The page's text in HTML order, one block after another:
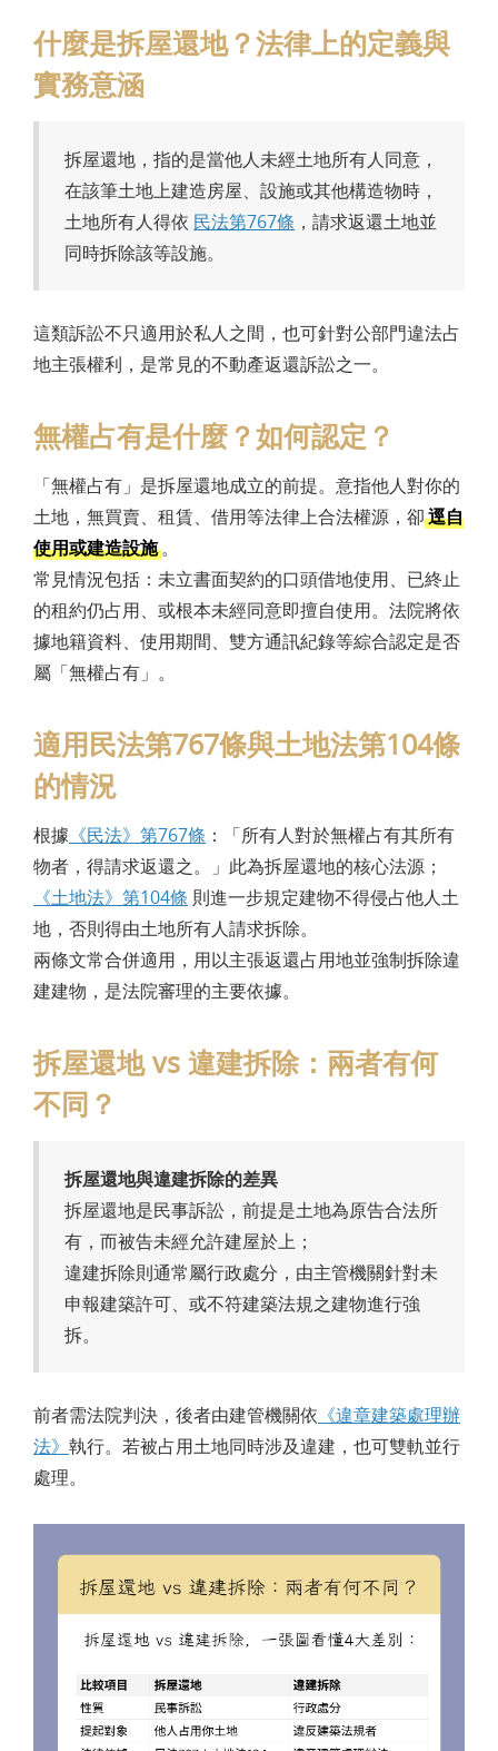
什麼是拆屋還地？法律上的定義與
實務意涵
拆屋還地，指的是當他人未經土地所有人同意，
在該筆土地上建造房屋、設施或其他構造物時，
土地所有人得依 民法第767條 ，請求返還土地並
同時拆除該等設施。
這類訴訟不只適用於私人之間，也可針對公部門違法占
地主張權利，是常見的不動產返還訴訟之一。
無權占有是什麼？如何認定？
「無權占有」是拆屋還地成立的前提。意指他人對你的
土地，無買賣、租賃、借用等法律上合法權源，卻逕自
使用或建造設施。
常見情況包括：未立書面契約的口頭借地使用、已終止
的租約仍占用、或根本未經同意即擅自使用。法院將依
據地籍資料、使用期間、雙方通訊紀錄等綜合認定是否
屬「無權占有」。
適用民法第767條與土地法第104條
的情況
根據 《民法》第767條 ：「所有人對於無權占有其所有
物者，得請求返還之。」此為拆屋還地的核心法源；
《土地法》第104條 則進一步規定建物不得侵占他人土
地，否則得由土地所有人請求拆除。
兩條文常合併適用，用以主張返還占用地並強制拆除違
建建物，是法院審理的主要依據。
拆屋還地 vs 違建拆除：兩者有何
不同？
拆屋還地與違建拆除的差異
拆屋還地是民事訴訟，前提是土地為原告合法所
有，而被告未經允許建屋於上；
違建拆除則通常屬行政處分，由主管機關針對未
申報建築許可、或不符建築法規之建物進行強
拆。
前者需法院判決，後者由建管機關依 《違章建築處理辦
法》 執行。若被占用土地同時涉及違建，也可雙軌並行
處理。